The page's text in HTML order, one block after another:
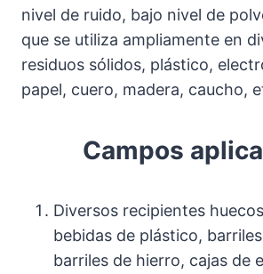
nivel de ruido, bajo nivel de
que se utiliza ampliamente en
residuos sólidos, plástico,
papel, cuero, madera, caucho,
Campos
Diversos recipientes
bebidas de plástico,
barriles de hierro, cajas de